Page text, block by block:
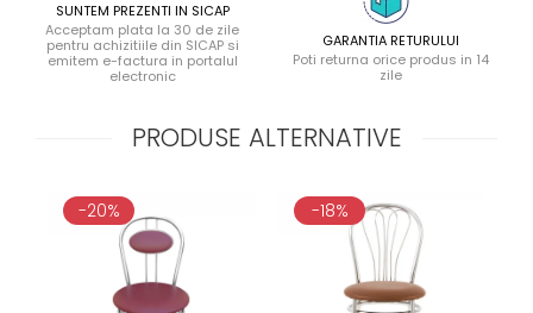
SUNTEM PREZENTI IN SICAP
Acceptam plata la 30 de zile
pentru achizitiile din SICAP si
emitem e-factura in portalul
electronic
GARANTIA RETURULUI
Poti returna orice produs in 14
zile
PRODUSE ALTERNATIVE
-20% -18%